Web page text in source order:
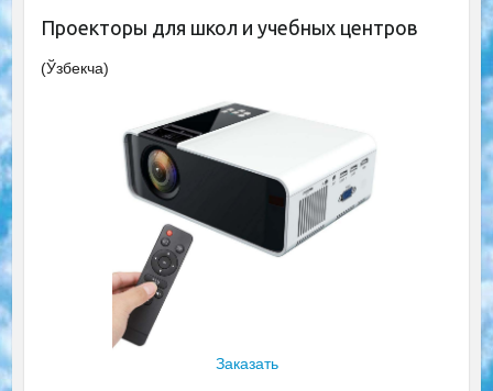
Проекторы для школ и учебных центров
(Ўзбекча)
Заказать